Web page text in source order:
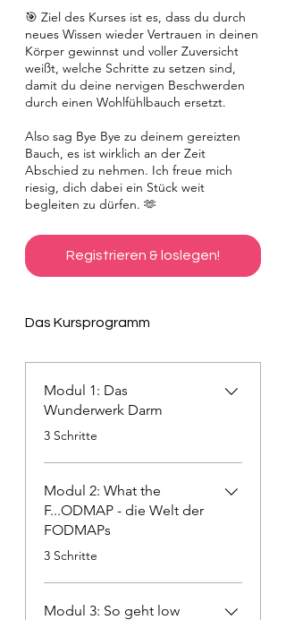
🎯 Ziel des Kurses ist es, dass du durch
neues Wissen wieder Vertrauen in deinen
Körper gewinnst und voller Zuversicht
weißt, welche Schritte zu setzen sind,
damit du deine nervigen Beschwerden
durch einen Wohlfühlbauch ersetzt.
Also sag Bye Bye zu deinem gereizten
Bauch, es ist wirklich an der Zeit
Abschied zu nehmen. Ich freue mich
riesig, dich dabei ein Stück weit
begleiten zu dürfen. 🫶
Registrieren & loslegen!
Das Kursprogramm
Modul 1: Das
Wunderwerk Darm
.
3 Schritte
Modul 2: What the
F...ODMAP - die Welt der
FODMAPs
.
3 Schritte
Modul 3: So geht low